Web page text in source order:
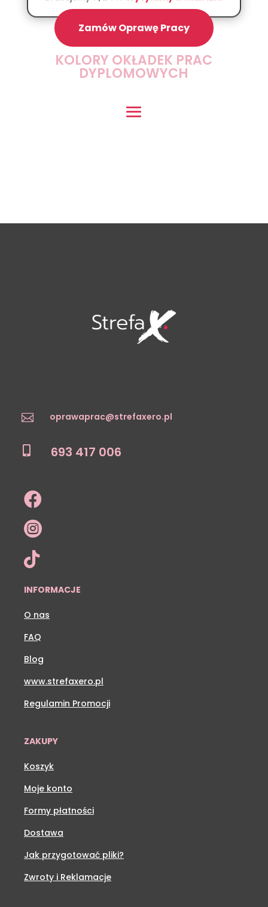
Zamów Oprawę Pracy
KOLORY OKŁADEK PRAC
DYPLOMOWYCH
 oprawaprac@strefaxero.pl
 693 417 006



INFORMACJE
O nas
FAQ
Blog
www.strefaxero.pl
Regulamin Promocji
ZAKUPY
Koszyk
Moje konto
Formy płatności
Dostawa
Jak przygotować pliki?
Zwroty i Reklamacje